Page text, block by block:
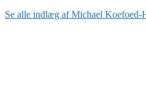
Se alle indlæg af Michael Koefoed-